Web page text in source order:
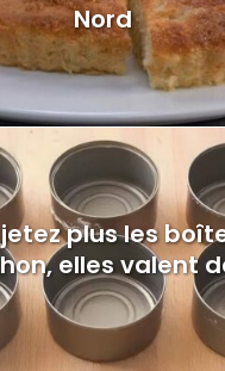
Nord
plus les
elles valent